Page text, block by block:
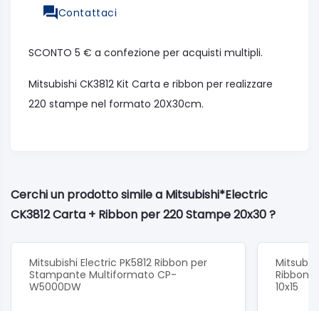
Contattaci
SCONTO 5 € a confezione per acquisti multipli.
Mitsubishi CK3812 Kit Carta e ribbon per realizzare
220 stampe nel formato 20X30cm.
Cerchi un prodotto simile a Mitsubishi*Electric
CK3812 Carta + Ribbon per 220 Stampe 20x30 ?
Mitsubishi Electric PK5812 Ribbon per
Stampante Multiformato CP-
W5000DW
Ribbon
10x15